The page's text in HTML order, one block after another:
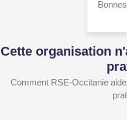
Cette organisation
Comment RSE-Occitanie